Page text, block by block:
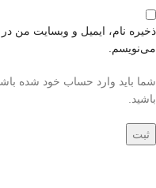
ذخیره نام، ایمیل و وبسایت من
می‌نویسم.
شما باید وارد حساب خود شده
باشید.